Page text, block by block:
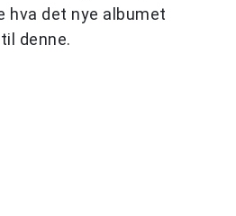
hva det nye albumet
denne.